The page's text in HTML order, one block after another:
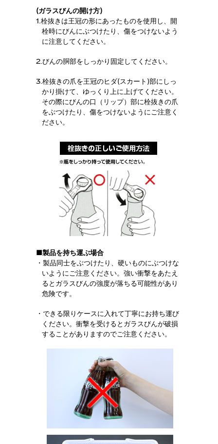
(ガラスびんの開け方)
1.栓抜きは王冠の形にあったものを使用し、開
栓時にびんにぶつけたり、傷をつけないよう
に注意してください。
2.びんの胴部をしっかり固定してください。
3.栓抜きの爪を王冠のヒダ(スカート)部にしっ
かり掛けて、ゆっくり上に上げてください。
その際にびんの口（リップ）部に栓抜きの爪
をぶつけたり、傷をつけないようにご注意く
ださい。
■製品を持ち運ぶ場合
・製品同士をぶつけたり、硬いものにぶつけな
いようにご注意ください。強い衝撃をあたえ
るとガラスびんの強度が落ちる可能性があり
危険です。
・できる限りケースに入れて丁寧にお持ち運び
ください。衝撃を受けるとガラスびんが破損
することがありますのでご注意ください。